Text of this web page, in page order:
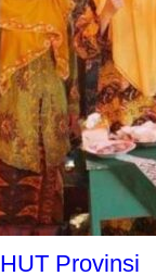
Provinsi